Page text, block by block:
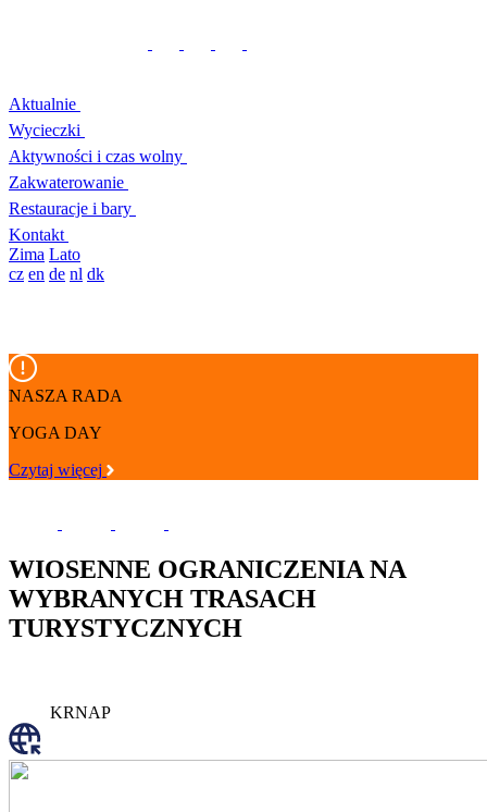
Aktualnie
Wycieczki
Aktywności i czas wolny
Zakwaterowanie
Restauracje i bary
Kontakt
Zima Lato
cz en de nl dk
NASZA RADA
YOGA DAY
Czytaj więcej
WIOSENNE OGRANICZENIA NA
WYBRANYCH TRASACH
TURYSTYCZNYCH
KRNAP